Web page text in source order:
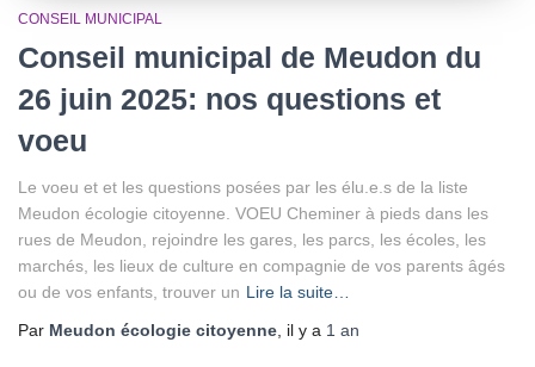
CONSEIL MUNICIPAL
Conseil municipal de Meudon du
26 juin 2025: nos questions et
voeu
Le voeu et et les questions posées par les élu.e.s de la liste
Meudon écologie citoyenne. VOEU Cheminer à pieds dans les
rues de Meudon, rejoindre les gares, les parcs, les écoles, les
marchés, les lieux de culture en compagnie de vos parents âgés
ou de vos enfants, trouver un Lire la suite…
Par Meudon écologie citoyenne , il y a 1 an